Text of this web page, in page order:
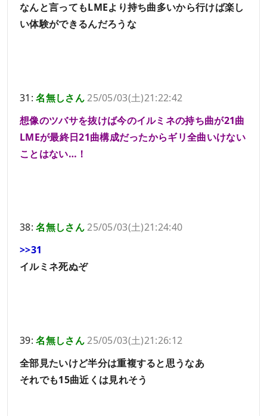
なんと言ってもLMEより持ち曲多いから行けば楽し
い体験ができるんだろうな
31:名無しさん25/05/03(土)21:22:42
想像のツバサを抜けば今のイルミネの持ち曲が21曲
LMEが最終日21曲構成だったからギリ全曲いけない
ことはない…！
38:名無しさん25/05/03(土)21:24:40
>>31
イルミネ死ぬぞ
39:名無しさん25/05/03(土)21:26:12
全部見たいけど半分は重複すると思うなあ
それでも15曲近くは見れそう